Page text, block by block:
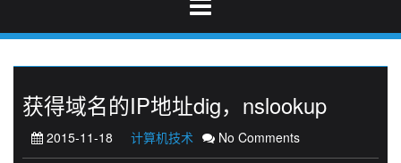
获得域名的IP地址dig，nslookup
2015-11-18 计算机技术 No Comments